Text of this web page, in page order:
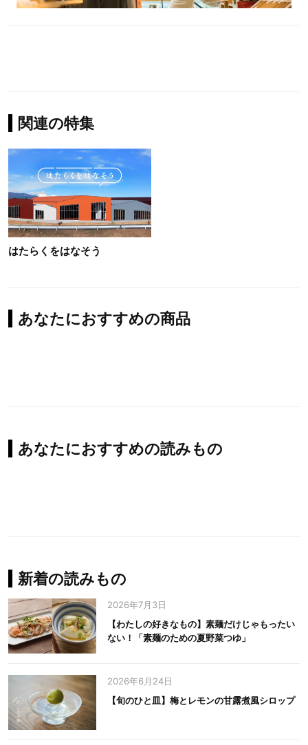
関連の特集
はたらくをはなそう
あなたにおすすめの商品
あなたにおすすめの読みもの
新着の読みもの
2026年7月3日
【わたしの好きなもの】素麺だけじゃもったい
ない！「素麺のための夏野菜つゆ」
2026年6月24日
【旬のひと皿】梅とレモンの甘露煮風シロップ